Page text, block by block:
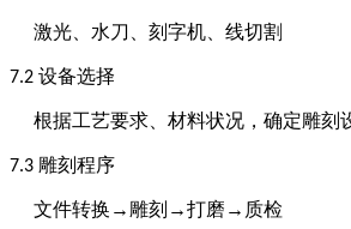
激光、水刀、刻字机、线切割
7.2 设备选择
根据工艺要求、材料状况，确定雕刻
7.3 雕刻程序
文件转换 →雕刻→打磨→质检